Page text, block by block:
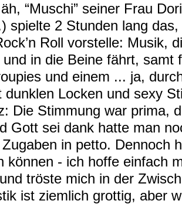
“Muschi” seiner Frau
spielte 2 Stunden lang
Roll vorstelle: Musik,
in die Beine fährt, samt
und einem ... ja,
dunklen Locken und sexy
Die Stimmung war prima,
Gott sei dank hatte man
in petto. Dennoch
können - ich hoffe einfach
tröste mich in der
ist ziemlich grottig, aber